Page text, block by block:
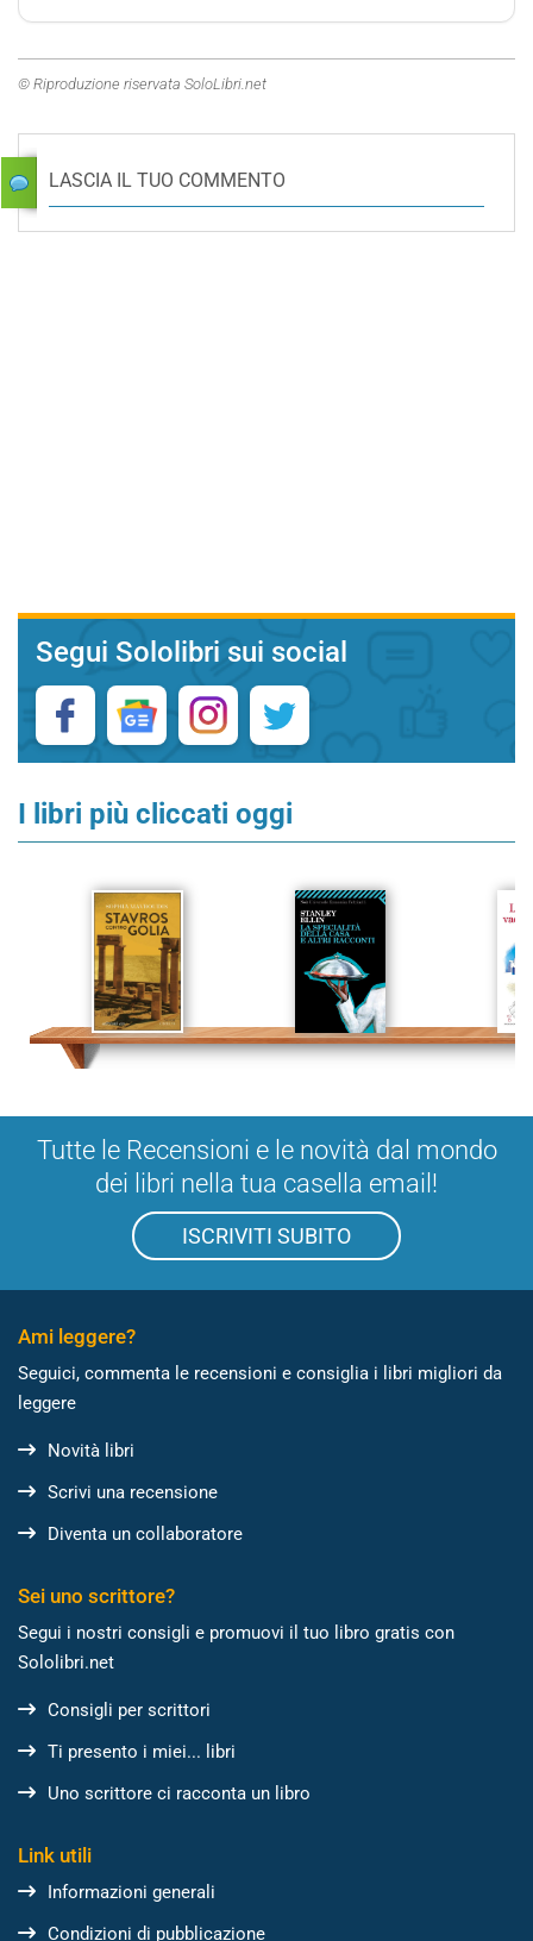
© Riproduzione riservata SoloLibri.net
LASCIA IL TUO COMMENTO
Segui Sololibri sui social
I libri più cliccati oggi
Tutte le Recensioni e le novità dal mondo
dei libri nella tua casella email!
ISCRIVITI SUBITO
Ami leggere?
Seguici, commenta le recensioni e consiglia i libri migliori da
leggere
Novità libri
Scrivi una recensione
Diventa un collaboratore
Sei uno scrittore?
Segui i nostri consigli e promuovi il tuo libro gratis con
Sololibri.net
Consigli per scrittori
Ti presento i miei... libri
Uno scrittore ci racconta un libro
Link utili
Informazioni generali
Condizioni di pubblicazione